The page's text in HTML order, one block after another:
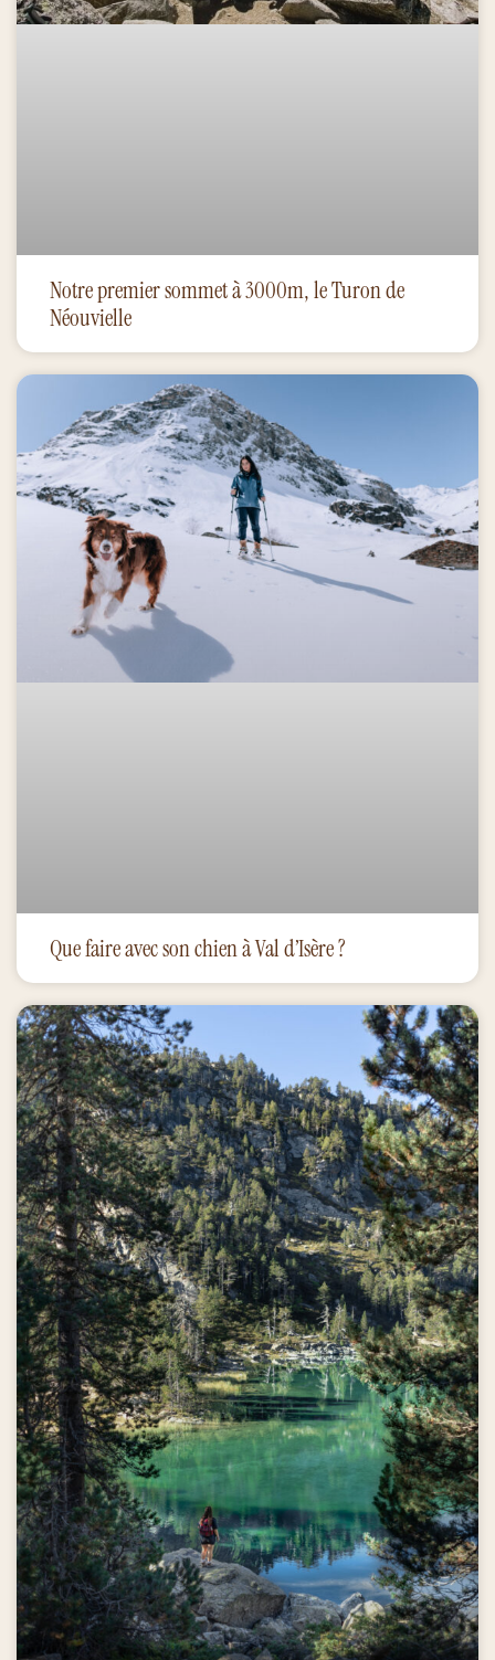
Notre premier sommet à 3000m, le Turon de
Néouvielle
Que faire avec son chien à Val d’Isère ?